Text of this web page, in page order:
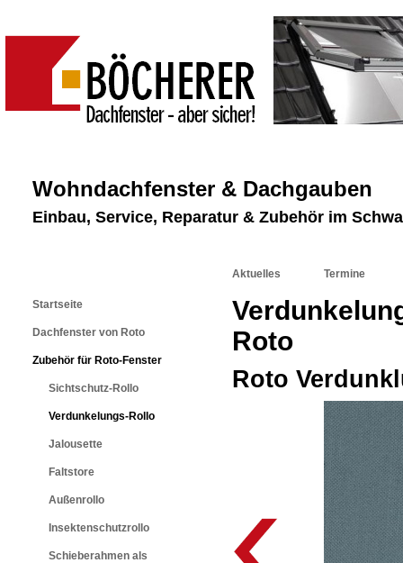
Wohndachfenster & Dachgauben
Einbau, Service, Reparatur & Zubehör im
Startseite
Dachfenster von Roto
Zubehör für Roto-Fenster
Sichtschutz-Rollo
Verdunkelungs-Rollo
Jalousette
Faltstore
Außenrollo
Insektenschutzrollo
Schieberahmen als
Aktuelles Termine
Roto
Roto